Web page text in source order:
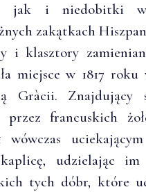
jak i niedobitki
zakątkach
i klasztory
miejsce w 1817 roku
Gràcii.
francuskich
udzielając im
tych dóbr, które